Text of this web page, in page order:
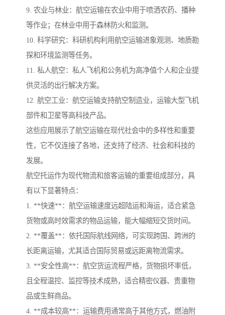
9. 农业与林业：航空运输在农业中用于喷洒农药、播种
等作业；在林业中用于森林防火和监测。
10. 科学研究：科研机构利用航空运输进象观测、地质勘
探和环境监测等任务。
11. 私人航空：私人飞机和公务机为高净值个人和企业提
供灵活的出行解决方案。
12. 航空工业：航空运输支持航空制造业，运输大型飞机
部件和卫星等高科技产品。
这些应用展示了航空运输在现代社会中的多样性和重要
性，它不仅连接了各地，还支持了经济、社会和科技的
发展。
航空托运作为现代物流和旅客运输的重要组成部分，具
有以下显著特点：
1. **快速**：航空运输速度远超陆运和海运，适合紧急
货物或高时效需求的物品运输，能大幅缩短交货时间。
2. **覆盖**：依托国际航线网络，可实现跨国、跨洲的
长距离运输，尤其适合国际贸易或远距离物流需求。
3. **安全性高**：航空货运流程严格，货物损坏率低，
且全程温控、监控等技术成熟，适合精密仪器、贵重物
品或生鲜商品。
4. **成本较高**：运输费用通常高于其他方式，燃油附